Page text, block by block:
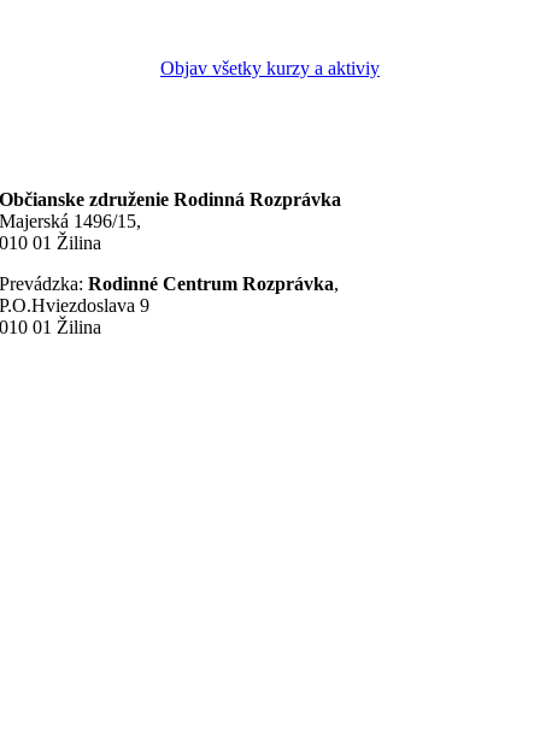
Objav všetky kurzy a aktiviy
Občianske združenie Rodinná Rozprávka
Majerská 1496/15,
010 01 Žilina
Prevádzka:Rodinné Centrum Rozprávka,
P.O.Hviezdoslava 9
010 01 Žilina